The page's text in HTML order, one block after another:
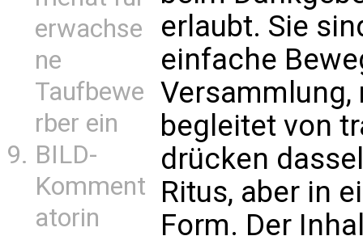
erwachse
ne
Taufbewe
rber ein
BILD-
Komment
atorin
erlaubt. Sie
einfache
begleitet von
drücken
Ritus, aber in
Form. Der